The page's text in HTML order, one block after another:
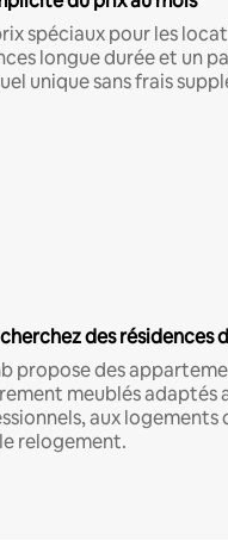
spéciaux pour les
longue durée et un
unique sans frais
des résidences
propose des
meublés adaptés
aux logements
relogement.